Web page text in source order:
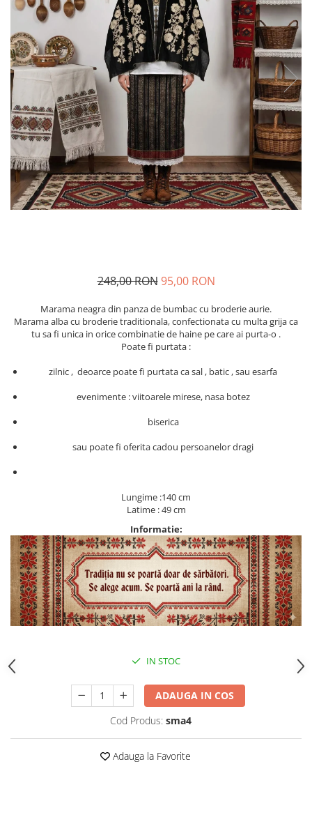
Tricouri
Treninguri
Ii traditionale
Rochii traditionale
Rochii Elegante
Costume populare
Fote & Catrinte
Incaltaminte
Jucarii
248,00 RON 95,00 RON
Marama neagra din panza de bumbac cu broderie aurie.
Marama alba cu broderie traditionala, confectionata cu multa grija ca
tu sa fi unica in orice combinatie de haine pe care ai purta-o .
Poate fi purtata :
zilnic , deoarce poate fi purtata ca sal , batic , sau esarfa
evenimente : viitoarele mirese, nasa botez
biserica
sau poate fi oferita cadou persoanelor dragi
Lungime :140 cm
Latime : 49 cm
Informatie:
IN STOC
ADAUGA IN COS
Cod Produs: sma4
Adauga la Favorite